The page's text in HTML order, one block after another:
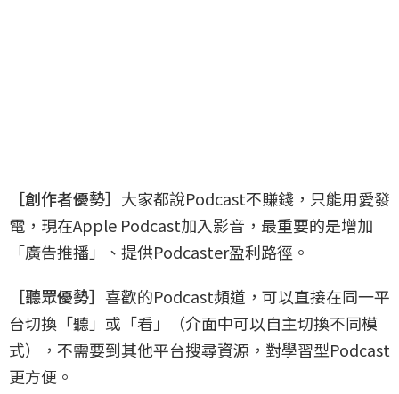
［創作者優勢］ 大家都說Podcast不賺錢，只能用愛發
電，現在Apple Podcast加入影音，最重要的是增加
「廣告推播」、提供Podcaster盈利路徑。
［聽眾優勢］ 喜歡的Podcast頻道，可以直接在同一平
台切換「聽」或「看」（介面中可以自主切換不同模
式），不需要到其他平台搜尋資源，對學習型Podcast
更方便。